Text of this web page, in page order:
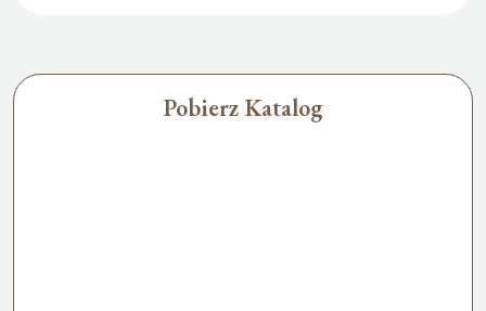
Pobierz Katalog